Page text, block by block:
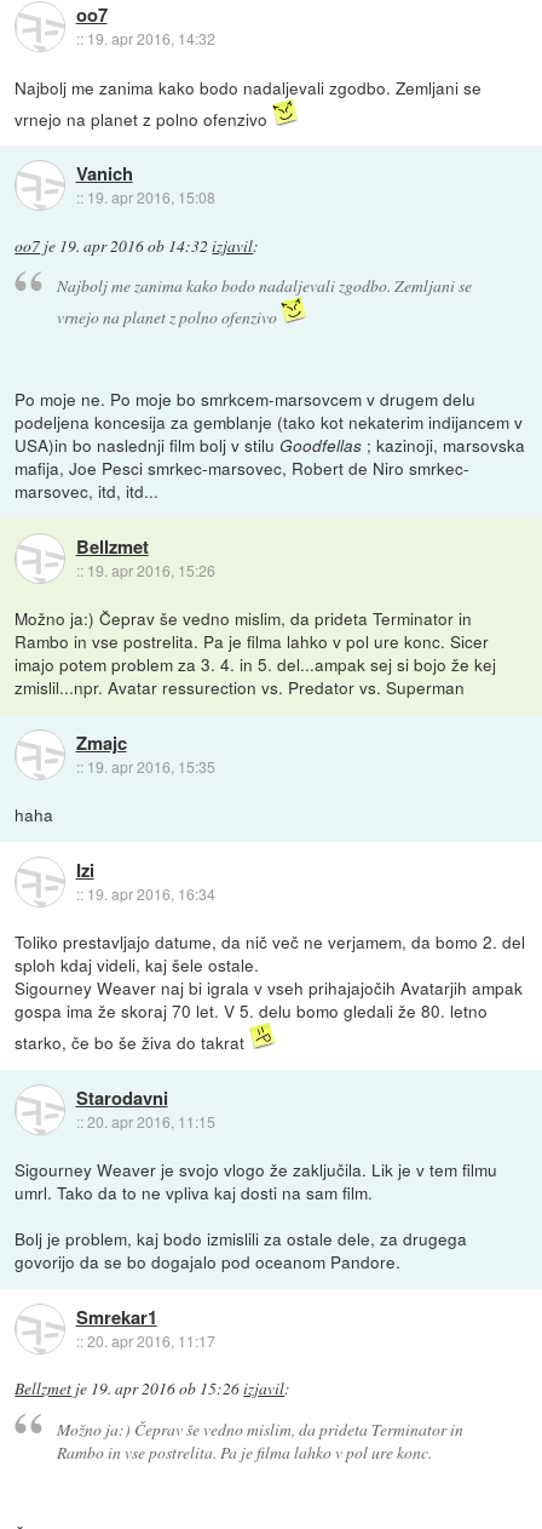
oo7
:: 19. apr 2016, 14:32
Najbolj me zanima kako bodo nadaljevali zgodbo. Zemljani se
vrnejo na planet z polno ofenzivo
Vanich
:: 19. apr 2016, 15:08
oo7 je 19. apr 2016 ob 14:32 izjavil:
Najbolj me zanima kako bodo nadaljevali zgodbo. Zemljani se
vrnejo na planet z polno ofenzivo
Po moje ne. Po moje bo smrkcem-marsovcem v drugem delu
podeljena koncesija za gemblanje (tako kot nekaterim indijancem v
USA)in bo naslednji film bolj v stiluGoodfellas ; kazinoji, marsovska
mafija, Joe Pesci smrkec-marsovec, Robert de Niro smrkec-
marsovec, itd, itd...
Bellzmet
:: 19. apr 2016, 15:26
Možno ja:) Čeprav še vedno mislim, da prideta Terminator in
Rambo in vse postrelita. Pa je filma lahko v pol ure konc. Sicer
imajo potem problem za 3. 4. in 5. del...ampak sej si bojo že kej
zmislil...npr. Avatar ressurection vs. Predator vs. Superman
Zmajc
:: 19. apr 2016, 15:35
haha
Izi
:: 19. apr 2016, 16:34
Toliko prestavljajo datume, da nič več ne verjamem, da bomo 2. del
sploh kdaj videli, kaj šele ostale.
Sigourney Weaver naj bi igrala v vseh prihajajočih Avatarjih ampak
gospa ima že skoraj 70 let. V 5. delu bomo gledali že 80. letno
starko, če bo še živa do takrat
Starodavni
::20. apr 2016, 11:15
Sigourney Weaver je svojo vlogo že zaključila. Lik je v tem filmu
umrl. Tako da to ne vpliva kaj dosti na sam film.
Bolj je problem, kaj bodo izmislili za ostale dele, za drugega
govorijo da se bo dogajalo pod oceanom Pandore.
Smrekar1
::20. apr 2016, 11:17
Bellzmet je 19. apr 2016 ob 15:26izjavil:
Možno ja:) Čeprav še vedno mislim, da prideta Terminator in
Rambo in vse postrelita. Pa je filma lahko v pol ure konc.